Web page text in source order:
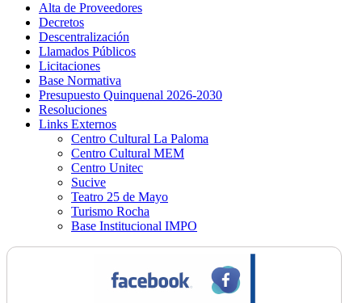
Alta de Proveedores
Decretos
Descentralización
Llamados Públicos
Licitaciones
Base Normativa
Presupuesto Quinquenal 2026-2030
Resoluciones
Links Externos
Centro Cultural La Paloma
Centro Cultural MEM
Centro Unitec
Sucive
Teatro 25 de Mayo
Turismo Rocha
Base Institucional IMPO